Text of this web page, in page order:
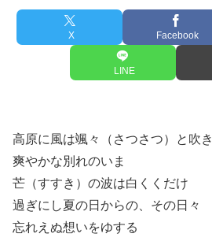
X Facebook
LINE
高原に風は颯々（さつさつ）と吹き
爽やかな別れのいま
芒（すすき）の波は白くくだけ
過ぎにし夏の日からの、その日々
忘れえぬ想いをゆする